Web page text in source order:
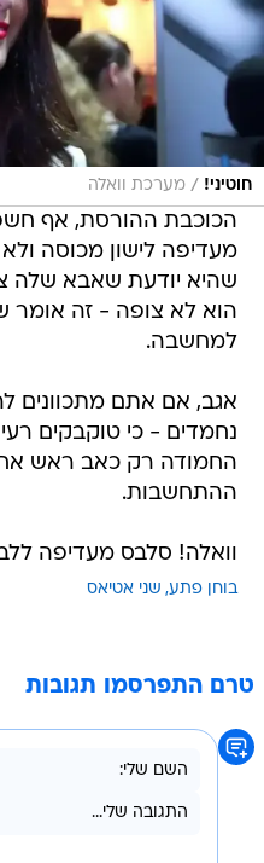
חוטיני! / מערכת וואלה
הכוכבת ההורסת, אף
מעדיפה לישון מכוסה
שהיא יודעת שאבא שלה
הוא לא צופה - זה אומר
למחשבה.
אגב, אם אתם מתכוונים
נחמדים - כי טוקבקים
החמודה רק כאב ראש
ההתחשבות.
וואלה! סלבס מעדיפה
בוחן פתע שני אטיאס
טרם התפרסמו תגובות